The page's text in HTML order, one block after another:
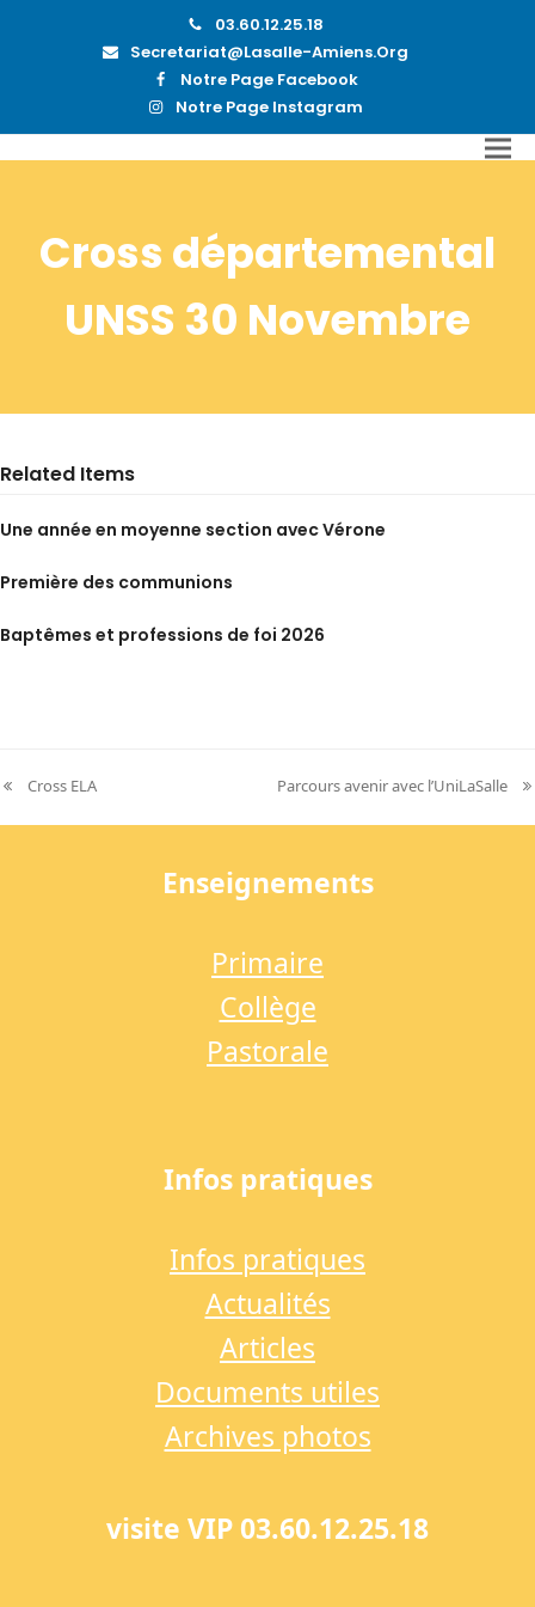
03.60.12.25.18
Secretariat@lasalle-Amiens.org
Notre Page Facebook
Notre Page Instagram
Cross départemental
UNSS 30 Novembre
Related Items
Une année en moyenne section avec Vérone
Première des communions
Baptêmes et professions de foi 2026
previous
post:
Cross ELA
next
post:
Parcours avenir avec l’UniLaSalle
Enseignements
Primaire
Collège
Pastorale
Infos pratiques
Infos pratiques
Actualités
Articles
Documents utiles
Archives photos
visite VIP 03.60.12.25.18